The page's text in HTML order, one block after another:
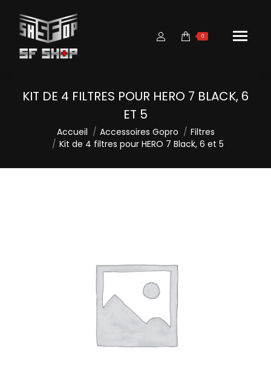
0
KIT DE 4 FILTRES POUR HERO 7 BLACK, 6
ET 5
Vous êtes ici :Accueil Accessoires Gopro
Filtres
Kit de 4 filtres pour HERO 7 Black, 6 et 5